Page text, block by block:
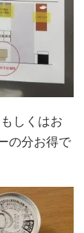
しくはお
の分お得で